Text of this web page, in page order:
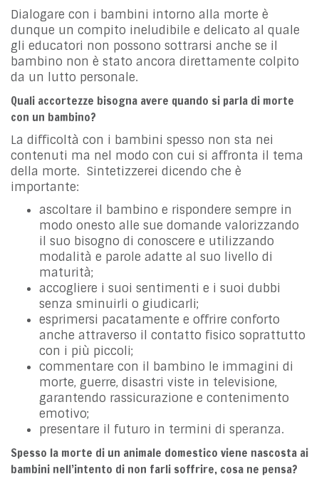
Dialogare con i bambini intorno alla morte è
dunque un compito ineludibile e delicato al quale
gli educatori non possono sottrarsi anche se il
bambino non è stato ancora direttamente colpito
da un lutto personale.
Quali accortezze bisogna avere quando si parla di morte
con un bambino?
La difficoltà con i bambini spesso non sta nei
contenuti ma nel modo con cui si affronta il tema
della morte. Sintetizzerei dicendo che è
importante:
ascoltare il bambino e rispondere sempre in
modo onesto alle sue domande valorizzando
il suo bisogno di conoscere e utilizzando
modalità e parole adatte al suo livello di
maturità;
accogliere i suoi sentimenti e i suoi dubbi
senza sminuirli o giudicarli;
esprimersi pacatamente e offrire conforto
anche attraverso il contatto fisico soprattutto
con i più piccoli;
commentare con il bambino le immagini di
morte, guerre, disastri viste in televisione,
garantendo rassicurazione e contenimento
emotivo;
presentare il futuro in termini di speranza.
Spesso la morte di un animale domestico viene nascosta ai
bambini nell’intento di non farli soffrire, cosa ne pensa?